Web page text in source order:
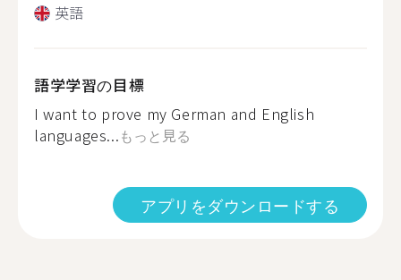
英語
語学学習の目標
I want to prove my German and English
languages...もっと見る
アプリをダウンロードする